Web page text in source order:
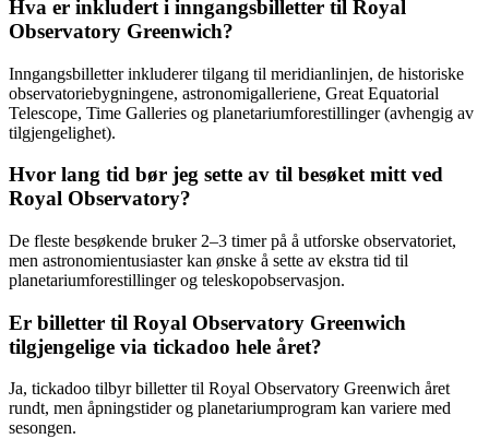
Hva er inkludert i inngangsbilletter til Royal
Observatory Greenwich?
Inngangsbilletter inkluderer tilgang til meridianlinjen, de historiske
observatoriebygningene, astronomigalleriene, Great Equatorial
Telescope, Time Galleries og planetariumforestillinger (avhengig av
tilgjengelighet).
Hvor lang tid bør jeg sette av til besøket mitt ved
Royal Observatory?
De fleste besøkende bruker 2–3 timer på å utforske observatoriet,
men astronomientusiaster kan ønske å sette av ekstra tid til
planetariumforestillinger og teleskopobservasjon.
Er billetter til Royal Observatory Greenwich
tilgjengelige via tickadoo hele året?
Ja, tickadoo tilbyr billetter til Royal Observatory Greenwich året
rundt, men åpningstider og planetariumprogram kan variere med
sesongen.